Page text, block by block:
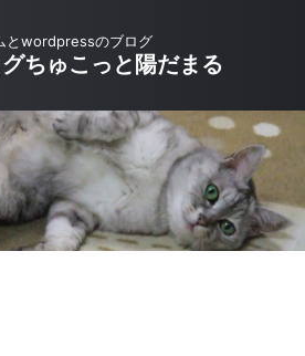
とwordpressのブログ
ちゅこっと陽だまる